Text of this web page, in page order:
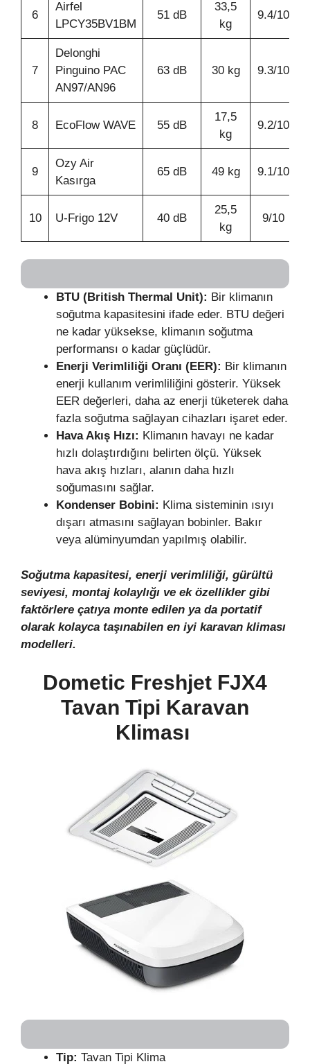
6
Airfel
LPCY35BV1BM
51 dB
33,5
kg
9.4/10
7
Delonghi
Pinguino PAC
AN97/AN96
63 dB 30 kg 9.3/10
8 EcoFlow WAVE 55 dB
17,5
kg
9.2/10
9
Ozy Air
Kasırga
65 dB 49 kg 9.1/10
10 U-Frigo 12V 40 dB
25,5
kg
9/10
BTU (British Thermal Unit): Bir klimanın
soğutma kapasitesini ifade eder. BTU değeri
ne kadar yüksekse, klimanın soğutma
performansı o kadar güçlüdür.
Enerji Verimliliği Oranı (EER): Bir klimanın
enerji kullanım verimliliğini gösterir. Yüksek
EER değerleri, daha az enerji tüketerek daha
fazla soğutma sağlayan cihazları işaret eder.
Hava Akış Hızı: Klimanın havayı ne kadar
hızlı dolaştırdığını belirten ölçü. Yüksek
hava akış hızları, alanın daha hızlı
soğumasını sağlar.
Kondenser Bobini: Klima sisteminin ısıyı
dışarı atmasını sağlayan bobinler. Bakır
veya alüminyumdan yapılmış olabilir.
Soğutma kapasitesi, enerji verimliliği, gürültü
seviyesi, montaj kolaylığı ve ek özellikler gibi
faktörlere çatıya monte edilen ya da portatif
olarak kolayca taşınabilen en iyi karavan kliması
modelleri.
Dometic Freshjet FJX4
Tavan Tipi Karavan
Kliması
Tip: Tavan Tipi Klima